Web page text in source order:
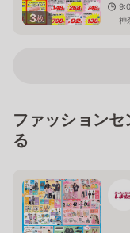
3枚
神
ファッション
る